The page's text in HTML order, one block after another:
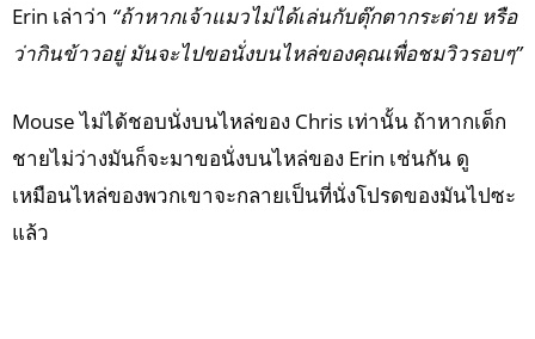
Erin เล่าว่า “ถ้าหากเจ้าแมวไม่ได้เล่นกับตุ๊กตากระต่าย หรือ
ว่ากินข้าวอยู่ มันจะไปขอนั่งบนไหล่ของคุณเพื่อชมวิวรอบๆ”
Mouse ไม่ได้ชอบนั่งบนไหล่ของ Chris เท่านั้น ถ้าหากเด็ก
ชายไม่ว่างมันก็จะมาขอนั่งบนไหล่ของ Erin เช่นกัน ดู
เหมือนไหล่ของพวกเขาจะกลายเป็นที่นั่งโปรดของมันไปซะ
แล้ว